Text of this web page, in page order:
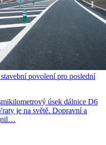
povolení pro poslední
úsek dálnice D6
je na světě. Dopravní a